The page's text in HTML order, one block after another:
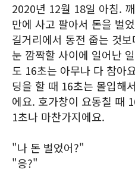
2020년 12월 18일 아침.
만에 사고 팔아서 돈을 벌
길거리에서 동전 줍는 것
눈 깜짝할 사이에 일어난
도 16초는 아무나 다 참아
딩을 할 때 16초는 몰입해
에요. 호가창이 요동칠 때
1초나 마찬가지에요.
"나 돈 벌었어?"
"응?"